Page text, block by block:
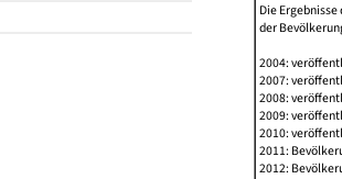
Die
der
2004:
2007:
2008:
2009:
2010:
2011:
2012: